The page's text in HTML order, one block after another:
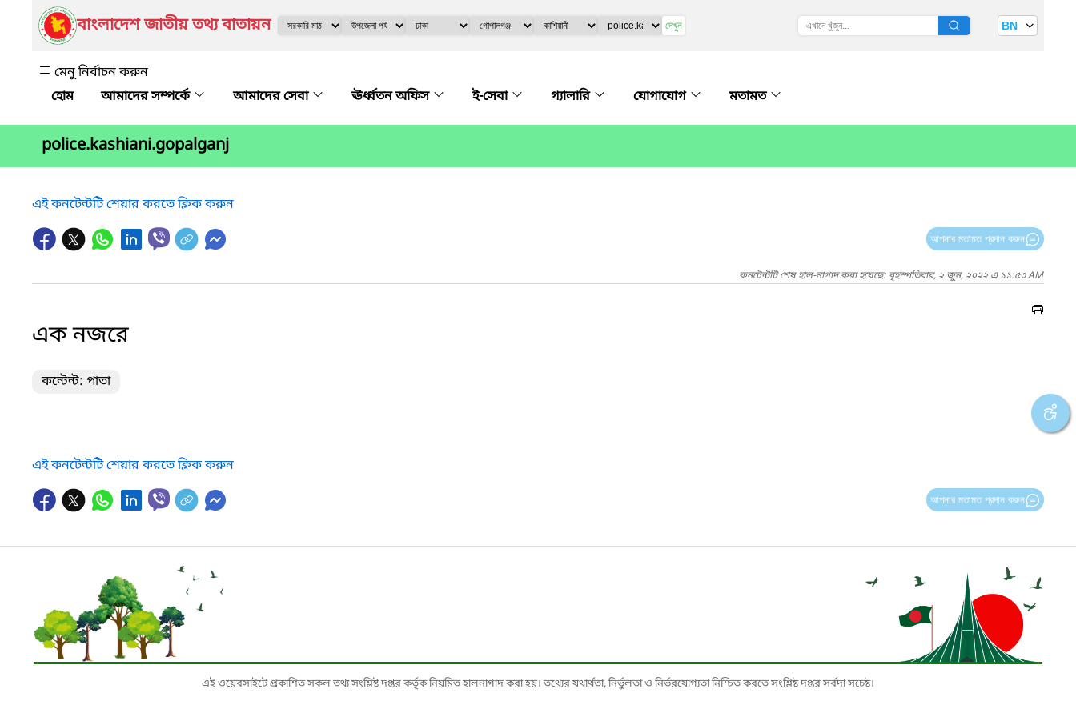
বাংলাদেশ জাতীয় তথ্য বাতায়ন দেখুন BN
মেনু নির্বাচন করুন
আমাদের সম্পর্কে
আমাদের সেবা ঊর্ধ্বতন অফিস ই-সেবা গ্যালারি যোগাযোগ মতামত
police.kashiani.gopalganj
এই কনটেন্টটি শেয়ার করতে ক্লিক করুন
আপনার মতামত প্রদান করুন
কনটেন্টটি শেষ হাল-নাগাদ করা হয়েছে: বৃহস্পতিবার, ২ জুন, ২০২২ এ ১১:৫৩ AM
এক নজরে
কন্টেন্ট: পাতা
এই কনটেন্টটি শেয়ার করতে ক্লিক করুন
আপনার মতামত প্রদান করুন
এই ওয়েবসাইটে প্রকাশিত সকল তথ্য সংশ্লিষ্ট দপ্তর কর্তৃক নিয়মিত হালনাগাদ করা হয়। তথ্যের যথার্থতা, নির্ভুলতা ও নির্ভরযোগ্যতা নিশ্চিত করতে সংশ্লিষ্ট দপ্তর সর্বদা সচেষ্ট।